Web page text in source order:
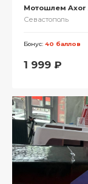
Мотошлем Axor
Севастополь
Бонус: 40 баллов
1 999 ₽